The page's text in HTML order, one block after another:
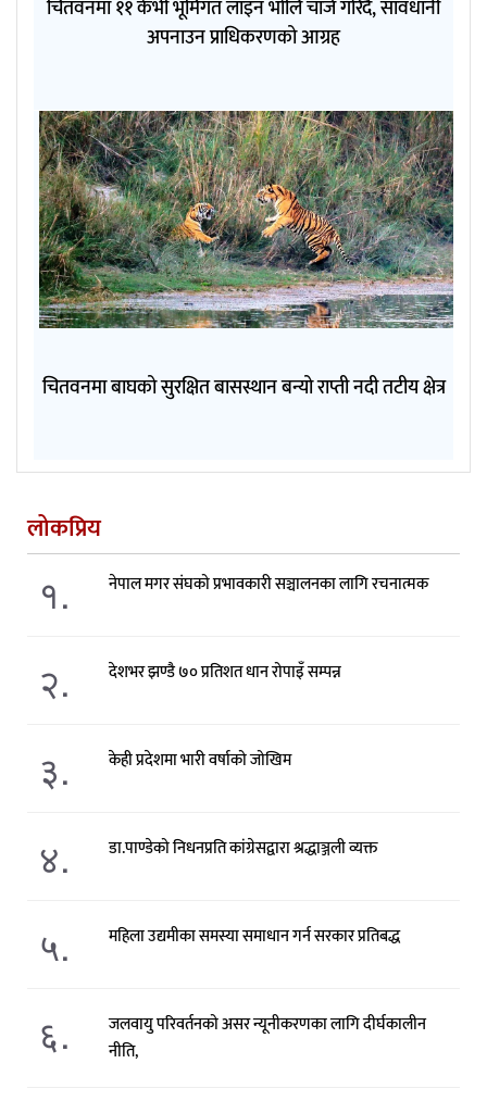
चितवनमा ११ केभी भूमिगत लाइन भोलि चार्ज गरिँदै, सावधानी
अपनाउन प्राधिकरणको आग्रह
चितवनमा बाघको सुरक्षित बासस्थान बन्यो राप्ती नदी तटीय क्षेत्र
लोकप्रिय
१. नेपाल मगर संघको प्रभावकारी सञ्चालनका लागि रचनात्मक
२. देशभर झण्डै ७० प्रतिशत धान रोपाइँ सम्पन्न
३. केही प्रदेशमा भारी वर्षाको जोखिम
४. डा.पाण्डेको निधनप्रति कांग्रेसद्वारा श्रद्धाञ्जली व्यक्त
५. महिला उद्यमीका समस्या समाधान गर्न सरकार प्रतिबद्ध
६.
जलवायु परिवर्तनको असर न्यूनीकरणका लागि दीर्घकालीन
नीति,